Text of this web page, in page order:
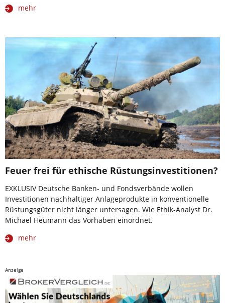
mehr
Feuer frei für ethische Rüstungsinvestitionen?
EXKLUSIV Deutsche Banken- und Fondsverbände wollen
Investitionen nachhaltiger Anlageprodukte in konventionelle
Rüstungsgüter nicht länger untersagen. Wie Ethik-Analyst Dr.
Michael Heumann das Vorhaben einordnet.
mehr
Anzeige